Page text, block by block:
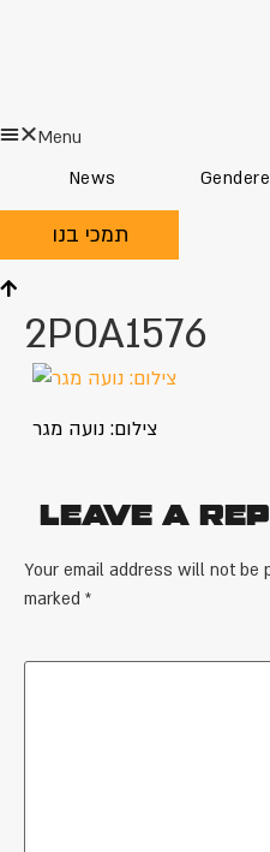
Menu
News
תמכי בנו
2P0A1576
צילום: נועה מגר
Leave a
Your email address will not be
marked *